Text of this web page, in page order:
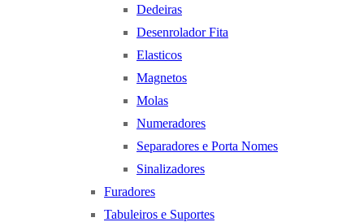
Dedeiras
Desenrolador Fita
Elasticos
Magnetos
Molas
Numeradores
Separadores e Porta Nomes
Sinalizadores
Furadores
Tabuleiros e Suportes